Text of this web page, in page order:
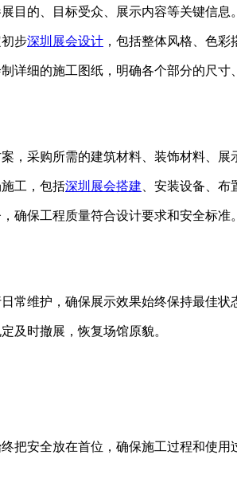
目的、目标受众、展示内容等关键信息。
步深圳展会设计 ，包括整体风格、色彩
详细的施工图纸，明确各个部分的尺寸
，采购所需的建筑材料、装饰材料、展
工，包括深圳展会搭建 、安装设备、布
确保工程质量符合设计要求和安全标准。
常维护，确保展示效果始终保持最佳状
及时撤展，恢复场馆原貌。
把安全放在首位，确保施工过程和使用